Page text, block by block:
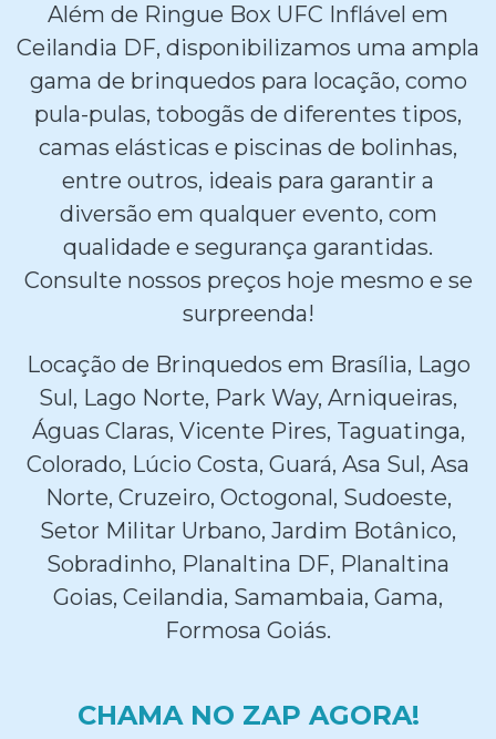
Além de Ringue Box UFC Inflável em
Ceilandia DF, disponibilizamos uma ampla
gama de brinquedos para locação, como
pula-pulas, tobogãs de diferentes tipos,
camas elásticas e piscinas de bolinhas,
entre outros, ideais para garantir a
diversão em qualquer evento, com
qualidade e segurança garantidas.
Consulte nossos preços hoje mesmo e se
surpreenda!
Locação de Brinquedos em Brasília, Lago
Sul, Lago Norte, Park Way, Arniqueiras,
Águas Claras, Vicente Pires, Taguatinga,
Colorado, Lúcio Costa, Guará, Asa Sul, Asa
Norte, Cruzeiro, Octogonal, Sudoeste,
Setor Militar Urbano, Jardim Botânico,
Sobradinho, Planaltina DF, Planaltina
Goias, Ceilandia, Samambaia, Gama,
Formosa Goiás.
CHAMA NO ZAP AGORA!